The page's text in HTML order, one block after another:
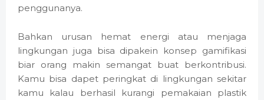
penggunanya.
Bahkan urusan hemat energi atau menjaga
lingkungan juga bisa dipakein konsep gamifikasi
biar orang makin semangat buat berkontribusi.
Kamu bisa dapet peringkat di lingkungan sekitar
kamu kalau berhasil kurangi pemakaian plastik